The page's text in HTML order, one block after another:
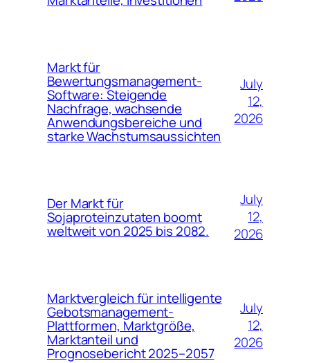
Markt für
Bewertungsmanagement-
Software: Steigende
Nachfrage, wachsende
Anwendungsbereiche und
starke Wachstumsaussichten
July
12,
2026
Der Markt für
Sojaproteinzutaten boomt
weltweit von 2025 bis 2082.
July
12,
2026
Marktvergleich für intelligente
Gebotsmanagement-
Plattformen, Marktgröße,
Marktanteil und
Prognosebericht 2025–2057
July
12,
2026